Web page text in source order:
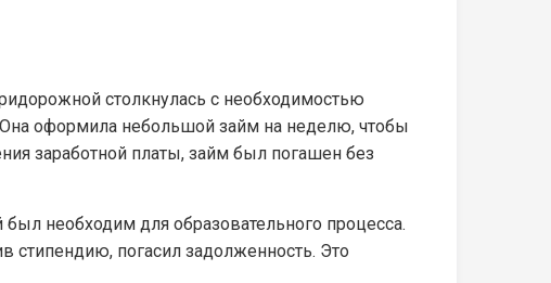
столкнулась с необходимостью
Она оформила небольшой займ на неделю, чтобы
заработной платы, займ был погашен без
необходим для образовательного процесса.
стипендию, погасил задолженность. Это